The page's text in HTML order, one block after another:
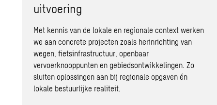
uitvoering
Met kennis van de lokale en regionale context werken
we aan concrete projecten zoals herinrichting van
wegen, fietsinfrastructuur, openbaar
vervoerknooppunten en gebiedsontwikkelingen. Zo
sluiten oplossingen aan bij regionale opgaven én
lokale bestuurlijke realiteit.